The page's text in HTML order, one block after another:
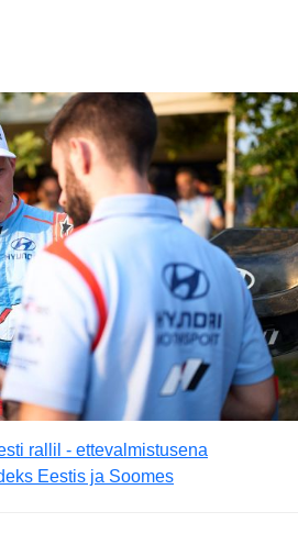
rallil - ettevalmistusena
Eestis ja Soomes